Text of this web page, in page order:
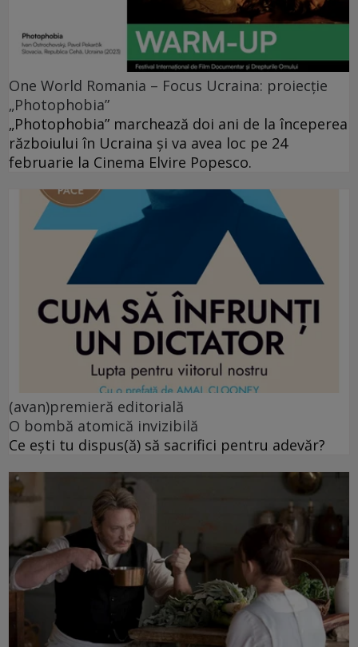
One World Romania – Focus Ucraina: proiecție
„Photophobia”
„Photophobia” marchează doi ani de la începerea
războiului în Ucraina și va avea loc pe 24
februarie la Cinema Elvire Popesco.
(avan)premieră editorială
O bombă atomică invizibilă
Ce ești tu dispus(ă) să sacrifici pentru adevăr?